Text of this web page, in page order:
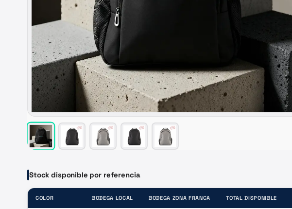
Stock disponible por referencia
COLOR BODEGA LOCAL BODEGA ZONA FRANCA TOTAL DISPONIBLE